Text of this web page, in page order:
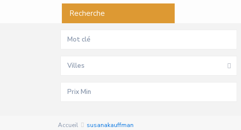
Recherche
Villes
Accueil susanakauffman